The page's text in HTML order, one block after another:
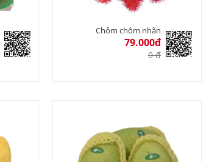
Chôm chôm nhãn
79.000đ
0 đ